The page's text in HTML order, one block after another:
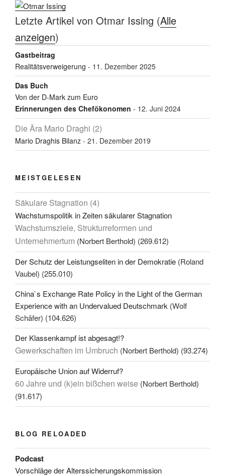
Letzte Artikel von Otmar Issing (Alle
anzeigen)
Gastbeitrag
Realitätsverweigerung - 11. Dezember 2025
Das Buch
Von der D-Mark zum Euro
Erinnerungen des Chefökonomen - 12. Juni 2024
Die Ära Mario Draghi (2)
Mario Draghis Bilanz - 21. Dezember 2019
MEISTGELESEN
Säkulare Stagnation (4)
Wachstumspolitik in Zeiten säkularer Stagnation
Wachstumsziele, Strukturreformen und
Unternehmertum (Norbert Berthold) (269.612)
Der Schutz der Leistungseliten in der Demokratie (Roland
Vaubel) (255.010)
China`s Exchange Rate Policy in the Light of the German
Experience with an Undervalued Deutschmark (Wolf
Schäfer) (104.626)
Der Klassenkampf ist abgesagt!?
Gewerkschaften im Umbruch (Norbert Berthold) (93.274)
Europäische Union auf Widerruf?
60 Jahre und (k)ein bißchen weise (Norbert Berthold)
(91.617)
BLOG RELOADED
Podcast
Vorschläge der Alterssicherungskommission